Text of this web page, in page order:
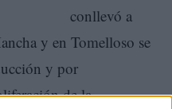
conllevó a
y en Tomelloso se
y por
de la